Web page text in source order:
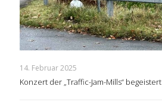
14. Februar 2025
Konzert der „Traffic-Jam-Mills“